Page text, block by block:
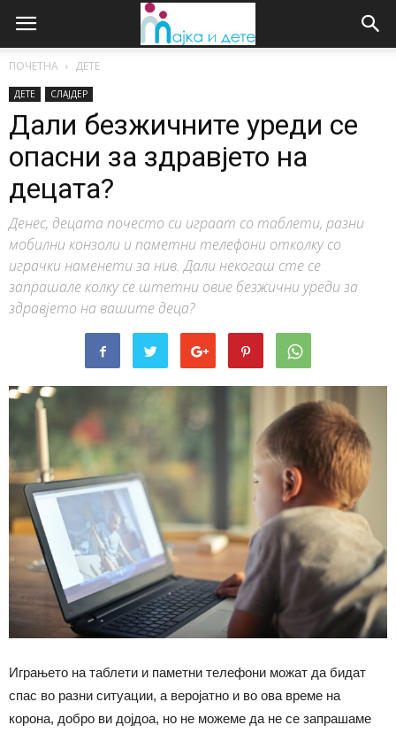
ПОЧЕТНА ДЕТЕ
ДЕТЕ СЛАЈДЕР
Дали безжичните уреди се
опасни за здравјето на
децата?
Денес, децата почесто си играат со таблети, разни
мобилни конзоли и паметни телефони отколку со
играчки наменети за нив. Дали некогаш сте се
запрашале колку се штетни овие безжични уреди за
здравјето на вашите деца?
Играњето на таблети и паметни телефони можат да бидат
спас во разни ситуации, а веројатно и во ова време на
корона, добро ви дојдоа, но не можеме да не се запрашаме